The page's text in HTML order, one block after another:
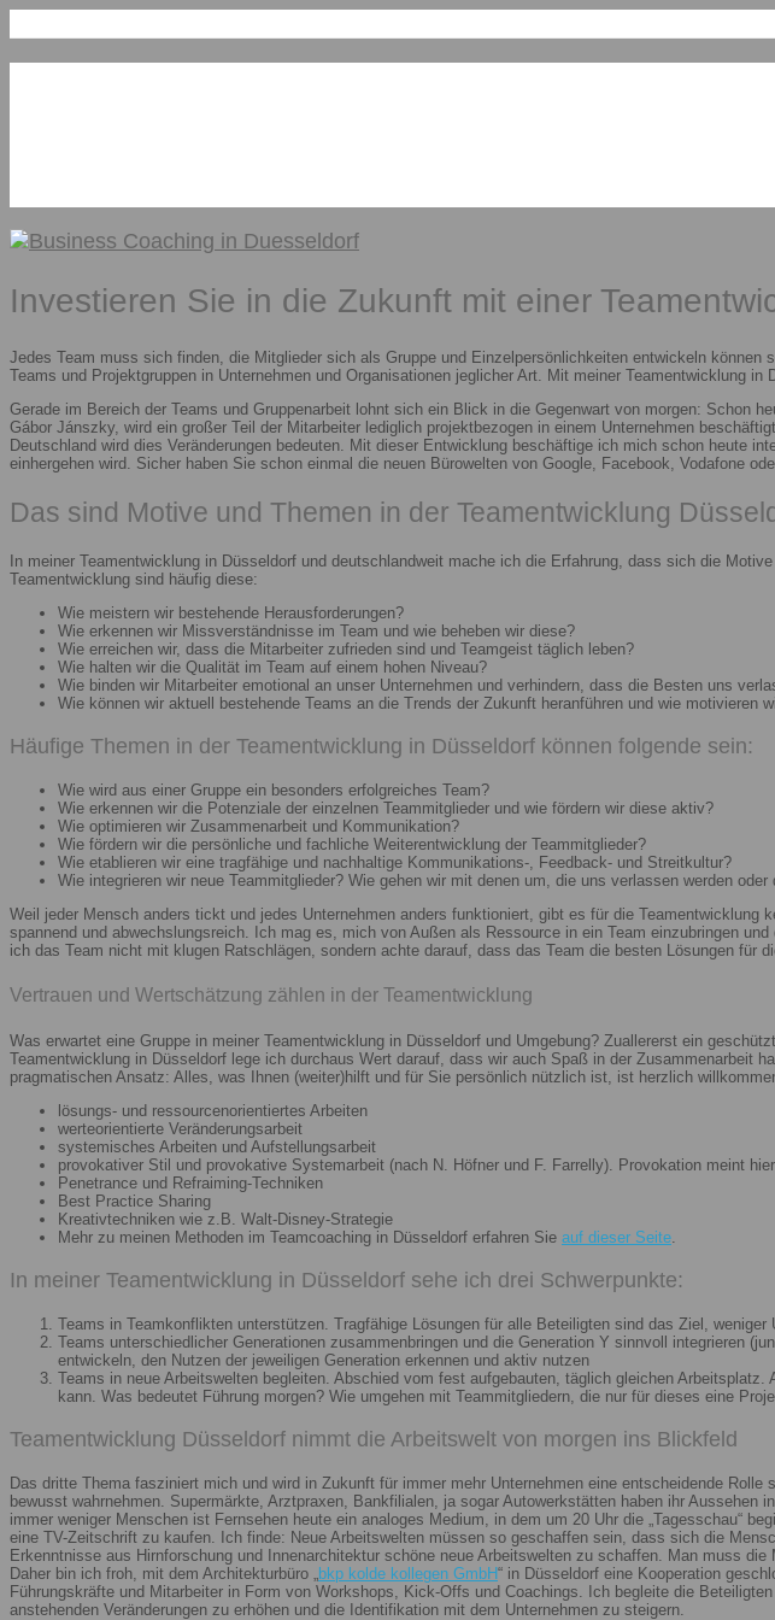
Investieren Sie in die Zukunft mit einer
Jedes Team muss sich finden, die Mitglieder sich als Gruppe und Einzelpersönlichkeiten entwickeln
Teams und Projektgruppen in Unternehmen und Organisationen jeglicher Art. Mit meiner Teamentwicklung
Gerade im Bereich der Teams und Gruppenarbeit lohnt sich ein Blick in die Gegenwart von morgen:
Gábor Jánszky, wird ein großer Teil der Mitarbeiter lediglich projektbezogen in einem Unternehmen
Deutschland wird dies Veränderungen bedeuten. Mit dieser Entwicklung beschäftige ich mich schon heute
einhergehen wird. Sicher haben Sie schon einmal die neuen Bürowelten von Google, Facebook, Vodafone
Das sind Motive und Themen in der Teamentwicklung
In meiner Teamentwicklung in Düsseldorf und deutschlandweit mache ich die Erfahrung, dass sich die
Teamentwicklung sind häufig diese:
Wie meistern wir bestehende Herausforderungen?
Wie erkennen wir Missverständnisse im Team und wie beheben wir diese?
Wie erreichen wir, dass die Mitarbeiter zufrieden sind und Teamgeist täglich leben?
Wie halten wir die Qualität im Team auf einem hohen Niveau?
Wie binden wir Mitarbeiter emotional an unser Unternehmen und verhindern, dass die Besten uns
Wie können wir aktuell bestehende Teams an die Trends der Zukunft heranführen und wie motivieren
Häufige Themen in der Teamentwicklung in Düsseldorf können folgende sein:
Wie wird aus einer Gruppe ein besonders erfolgreiches Team?
Wie erkennen wir die Potenziale der einzelnen Teammitglieder und wie fördern wir diese aktiv?
Wie optimieren wir Zusammenarbeit und Kommunikation?
Wie fördern wir die persönliche und fachliche Weiterentwicklung der Teammitglieder?
Wie etablieren wir eine tragfähige und nachhaltige Kommunikations-, Feedback- und Streitkultur?
Wie integrieren wir neue Teammitglieder? Wie gehen wir mit denen um, die uns verlassen werden
Weil jeder Mensch anders tickt und jedes Unternehmen anders funktioniert, gibt es für die
spannend und abwechslungsreich. Ich mag es, mich von Außen als Ressource in ein Team einzubringen
ich das Team nicht mit klugen Ratschlägen, sondern achte darauf, dass das Team die besten Lösungen für
Vertrauen und Wertschätzung zählen in der Teamentwicklung
Was erwartet eine Gruppe in meiner Teamentwicklung in Düsseldorf und Umgebung? Zuallererst ein
Teamentwicklung in Düsseldorf lege ich durchaus Wert darauf, dass wir auch Spaß in der Zusammenarbeit
pragmatischen Ansatz: Alles, was Ihnen (weiter)hilft und für Sie persönlich nützlich ist, ist herzlich
lösungs- und ressourcenorientiertes Arbeiten
werteorientierte Veränderungsarbeit
systemisches Arbeiten und Aufstellungsarbeit
provokativer Stil und provokative Systemarbeit (nach N. Höfner und F. Farrelly). Provokation meint
Penetrance und Refraiming-Techniken
Best Practice Sharing
Kreativtechniken wie z.B. Walt-Disney-Strategie
Mehr zu meinen Methoden im Teamcoaching in Düsseldorf erfahren Sie auf dieser Seite.
In meiner Teamentwicklung in Düsseldorf sehe ich drei Schwerpunkte:
Teams in Teamkonflikten unterstützen. Tragfähige Lösungen für alle Beteiligten sind das Ziel, weniger
Teams unterschiedlicher Generationen zusammenbringen und die Generation Y sinnvoll integrieren
entwickeln, den Nutzen der jeweiligen Generation erkennen und aktiv nutzen
Teams in neue Arbeitswelten begleiten. Abschied vom fest aufgebauten, täglich gleichen
kann. Was bedeutet Führung morgen? Wie umgehen mit Teammitgliedern, die nur für dieses eine
Teamentwicklung Düsseldorf nimmt die Arbeitswelt von morgen ins Blickfeld
Das dritte Thema fasziniert mich und wird in Zukunft für immer mehr Unternehmen eine entscheidende
bewusst wahrnehmen. Supermärkte, Arztpraxen, Bankfilialen, ja sogar Autowerkstätten haben ihr
immer weniger Menschen ist Fernsehen heute ein analoges Medium, in dem um 20 Uhr die „Tagesschau“
eine TV-Zeitschrift zu kaufen. Ich finde: Neue Arbeitswelten müssen so geschaffen sein, dass sich die
Erkenntnisse aus Hirnforschung und Innenarchitektur schöne neue Arbeitswelten zu schaffen. Man muss
Daher bin ich froh, mit dem Architekturbüro „bkp kolde kollegen GmbH“ in Düsseldorf eine Kooperation
Führungskräfte und Mitarbeiter in Form von Workshops, Kick-Offs und Coachings. Ich begleite die
anstehenden Veränderungen zu erhöhen und die Identifikation mit dem Unternehmen zu steigern.